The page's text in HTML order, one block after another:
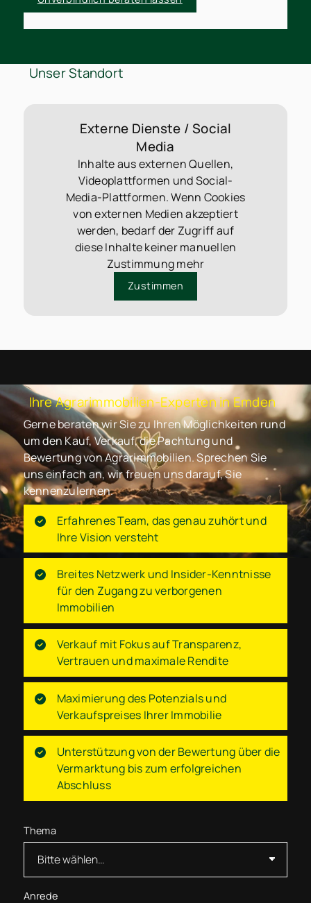
Unser Standort
Externe Dienste / Social
Media
Inhalte aus externen Quellen,
Videoplattformen und Social-
Media-Plattformen. Wenn Cookies
von externen Medien akzeptiert
werden, bedarf der Zugriff auf
diese Inhalte keiner manuellen
Zustimmung mehr
Zustimmen
Ihre Agrarimmobilien-Experten in Emden
Gerne beraten wir Sie zu Ihren Möglichkeiten rund
um den Kauf, Verkauf, die Pachtung und
Bewertung von Agrarimmobilien. Sprechen Sie
uns einfach an, wir freuen uns darauf, Sie
kennenzulernen.
Erfahrenes Team, das genau zuhört und
Ihre Vision versteht
Breites Netzwerk und Insider-Kenntnisse
für den Zugang zu verborgenen
Immobilien
Verkauf mit Fokus auf Transparenz,
Vertrauen und maximale Rendite
Maximierung des Potenzials und
Verkaufspreises Ihrer Immobilie
Unterstützung von der Bewertung über die
Vermarktung bis zum erfolgreichen
Abschluss
Thema
Anrede